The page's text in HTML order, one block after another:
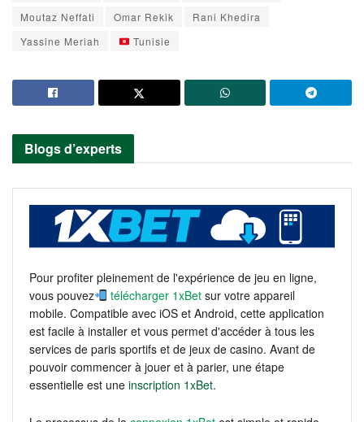
Moutaz Neffati
Omar Rekik
Rani Khedira
Yassine Meriah
Tunisie
Blogs d’experts
Pour profiter pleinement de l'expérience de jeu en ligne,
vous pouvez
télécharger 1xBet sur votre appareil
mobile. Compatible avec iOS et Android, cette application
est facile à installer et vous permet d'accéder à tous les
services de paris sportifs et de jeux de casino. Avant de
pouvoir commencer à jouer et à parier, une étape
essentielle est une inscription 1xBet.